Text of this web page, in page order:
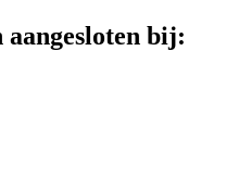
bij: